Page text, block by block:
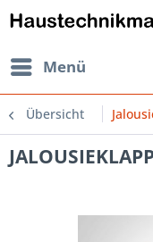
Menü
Übersicht